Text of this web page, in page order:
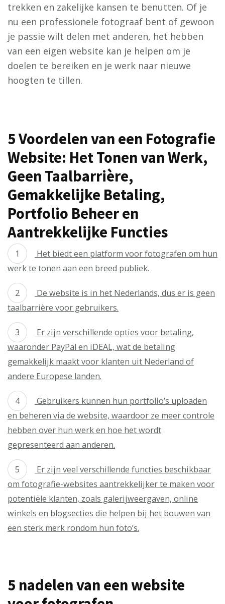
trekken en zakelijke kansen te benutten. Of je
nu een professionele fotograaf bent of gewoon
je passie wilt delen met anderen, het hebben
van een eigen website kan je helpen om je
doelen te bereiken en je werk naar nieuwe
hoogten te tillen.
5 Voordelen van een Fotografie
Website: Het Tonen van Werk,
Geen Taalbarrière,
Gemakkelijke Betaling,
Portfolio Beheer en
Aantrekkelijke Functies
Het biedt een platform voor fotografen om hun
werk te tonen aan een breed publiek.
De website is in het Nederlands, dus er is geen
taalbarrière voor gebruikers.
Er zijn verschillende opties voor betaling,
waaronder PayPal en iDEAL, wat de betaling
gemakkelijk maakt voor klanten uit Nederland of
andere Europese landen.
Gebruikers kunnen hun portfolio’s uploaden
en beheren via de website, waardoor ze meer controle
hebben over hun werk en hoe het wordt
gepresenteerd aan anderen.
Er zijn veel verschillende functies beschikbaar
om fotografie-websites aantrekkelijker te maken voor
potentiële klanten, zoals galerijweergaven, online
winkels en blogsecties die helpen bij het bouwen van
een sterk merk rondom hun foto’s.
5 nadelen van een website